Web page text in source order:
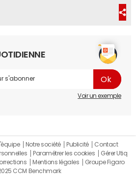
Voir un exemple
L'équipe Notre société Publicité
Contact
Paramétrer les cookies
Gérer Utiq
Mentions légales
Groupe Figaro
CCM Benchmark